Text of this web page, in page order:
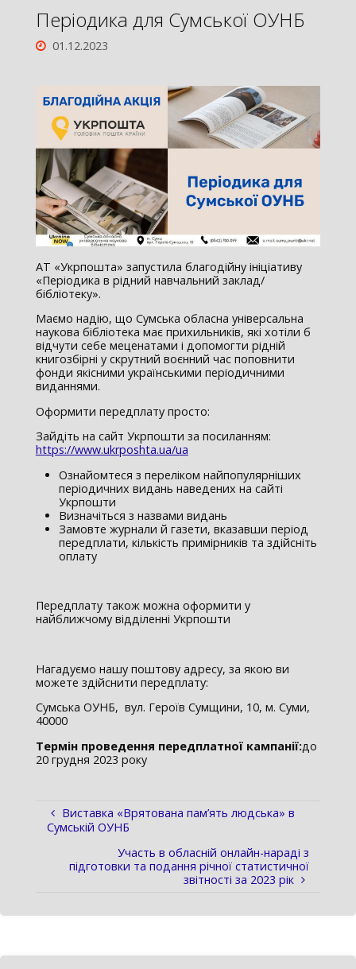
Періодика для Сумської ОУНБ
01.12.2023
АТ «Укрпошта» запустила благодійну ініціативу
«Періодика в рідний навчальний заклад/
бібліотеку».
Маємо надію, що Сумська обласна універсальна
наукова бібліотека має прихильників, які хотіли б
відчути себе меценатами і допомогти рідній
книгозбірні у скрутний воєнний час поповнити
фонди якісними українськими періодичними
виданнями.
Оформити передплату просто:
Зайдіть на сайт Укрпошти за посиланням:
https://www.ukrposhta.ua/ua
Ознайомтеся з переліком найпопулярніших
періодичних видань наведених на сайті
Укрпошти
Визначіться з назвами видань
Замовте журнали й газети, вказавши період
передплати, кількість примірників та здійсніть
оплату
Передплату також можна оформити у
найближчому відділенні Укрпошти
Нагадуємо нашу поштову адресу, за якою ви
можете здійснити передплату:
Сумська ОУНБ, вул. Героїв Сумщини, 10, м. Суми,
40000
Термін проведення передплатної кампанії:до
20 грудня 2023 року
Виставка «Врятована пам’ять людська» в
Сумській ОУНБ
Участь в обласній онлайн-нараді з
підготовки та подання річної статистичної
звітності за 2023 рік